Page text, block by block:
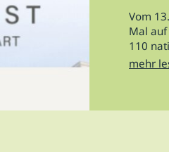
Vom
Mal auf
110
mehr